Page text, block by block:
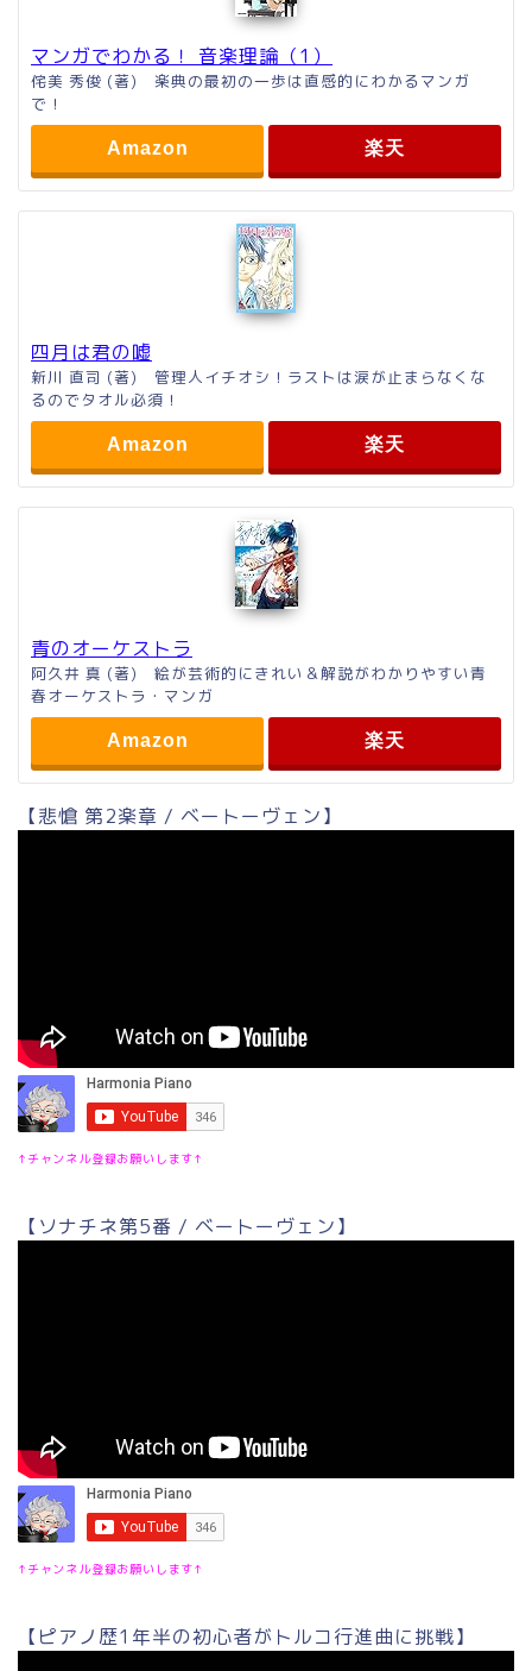
マンガでわかる！ 音楽理論（1）
侘美 秀俊 (著) 楽典の最初の一歩は直感的にわかるマンガ
で！
Amazon 楽天
四月は君の嘘
新川 直司 (著) 管理人イチオシ！ラストは涙が止まらなくな
るのでタオル必須！
Amazon 楽天
青のオーケストラ
阿久井 真 (著) 絵が芸術的にきれい＆解説がわかりやすい青
春オーケストラ・マンガ
Amazon 楽天
【悲愴 第2楽章 / ベートーヴェン】
↑チャンネル登録お願いします↑
【ソナチネ第5番 / ベートーヴェン】
↑チャンネル登録お願いします↑
【ピアノ歴1年半の初心者がトルコ行進曲に挑戦】